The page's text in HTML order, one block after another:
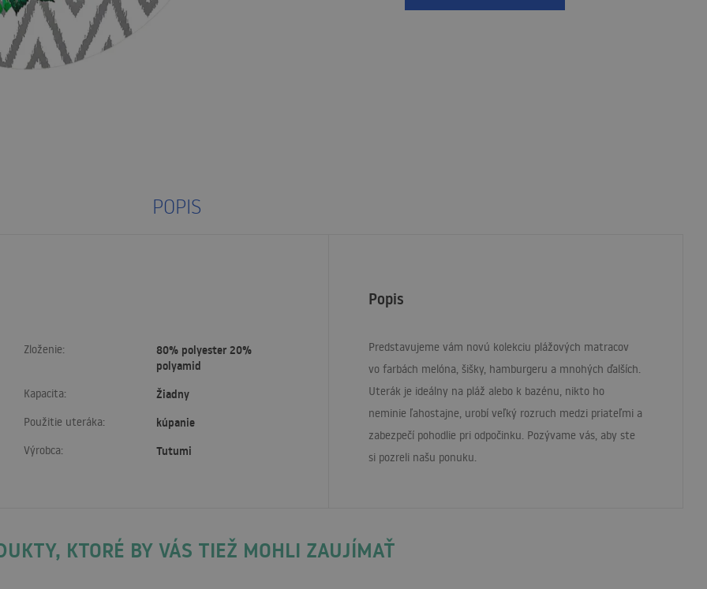
POPIS
Zloženie:
80% polyester 20%
polyamid
Kapacita: Žiadny
Použitie uteráka: kúpanie
Výrobca: Tutumi
Popis
Predstavujeme vám novú kolekciu plážových matracov
vo farbách melóna, šišky, hamburgeru a mnohých ďalších.
Uterák je ideálny na pláž alebo k bazénu, nikto ho
neminie ľahostajne, urobí veľký rozruch medzi priateľmi a
zabezpečí pohodlie pri odpočinku. Pozývame vás, aby ste
si pozreli našu ponuku.
KTORÉ BY VÁS TIEŽ MOHLI ZAUJÍMAŤ